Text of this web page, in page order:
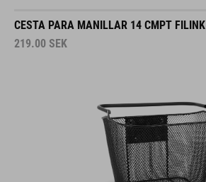
CESTA PARA MANILLAR 14 CMPT FILINK
219.00 SEK